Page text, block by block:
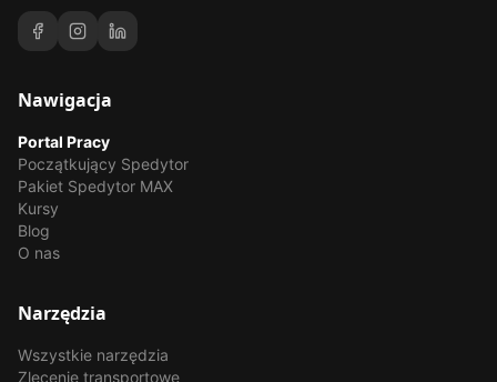
Nawigacja
Portal Pracy
Początkujący Spedytor
Pakiet Spedytor MAX
Kursy
Blog
O nas
Narzędzia
Wszystkie narzędzia
Zlecenie transportowe